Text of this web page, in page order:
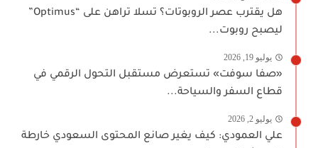
هل يقترب عصر الروبوتات؟ تسلا تراهن على “Optimus”
ليصبح روبوت...
يوليو 19, 2026
«صفا سوفت» تستعرض مستقبل التحول الرقمي في
قطاع السفر والسياحة...
يوليو 2, 2026
علي العمودي: كيف يغير صانع المحتوى السعودي خارطة